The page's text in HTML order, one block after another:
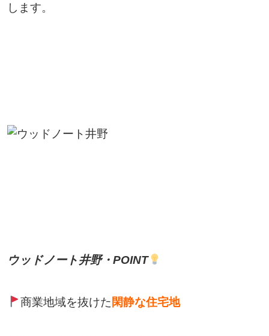
します。
ウッドノート井野・POINT
商業地域を抜けた 閑静な住宅地